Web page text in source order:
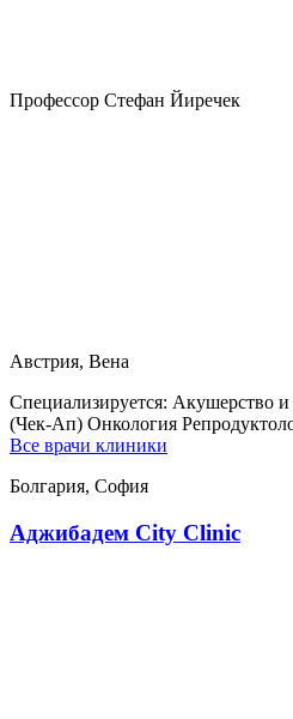
Профессор Стефан Йиречек
Австрия, Вена
Специализируется: Акушерство и
(Чек-Ап) Онкология
Все врачи клиники
Болгария, София
Аджибадем City Clinic